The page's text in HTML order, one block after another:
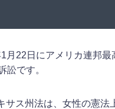
月22日にアメリカ連邦
訟です。
サス州法は、女性の憲法